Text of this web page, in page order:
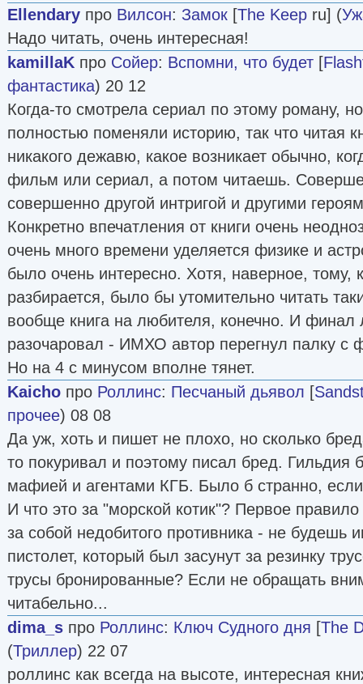
Ellendary про Вилсон: Замок [The Keep ru] (
Надо читать, очень интересная!
kamillaK про Сойер: Вспомни, что будет [
фантастика) 20 12
Когда-то смотрела сериал по этому роману,
полностью поменяли историю, так что читая
никакого дежавю, какое возникает обычно,
фильм или сериал, а потом читаешь.
совершенно другой интригой и другими
Конкретно впечатления от книги очень
очень много времени уделяется физике и
было очень интересно. Хотя, наверное, тому,
разбирается, было бы утомительно читать
вообще книга на любителя, конечно. И финал
разочаровал - ИМХО автор перегнул палку с
Но на 4 с минусом вполне тянет.
Kaicho про Роллинс: Песчаный дьявол [
прочее) 08 08
Да уж, хоть и пишет не плохо, но сколько
то покуривал и поэтому писал бред. Гильдия
мафией и агентами КГБ. Было б странно,
И что это за "морской котик"? Первое
за собой недобитого противника - не будешь
пистолет, который был засунут за резинку
трусы бронированные? Если не обращать
читабельно...
dima_s про Роллинс: Ключ Судного дня [The
(Триллер) 22 07
роллинс как всегда на высоте, интересная